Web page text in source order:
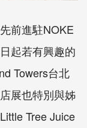
前進駐NOKE
起若有興趣的
Towers台北
展也特別與姊
Tree Juice